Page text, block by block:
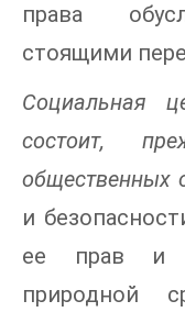
права
стоящими
Социальная
состоит,
общественных
и
ее прав и
природной